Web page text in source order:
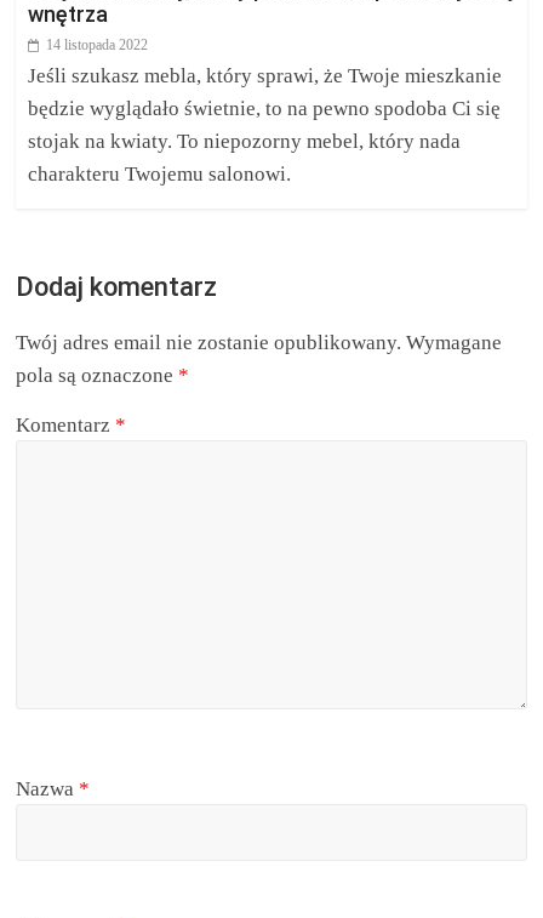
wnętrza
14 listopada 2022
Jeśli szukasz mebla, który sprawi, że Twoje mieszkanie
będzie wyglądało świetnie, to na pewno spodoba Ci się
stojak na kwiaty. To niepozorny mebel, który nada
charakteru Twojemu salonowi.
Dodaj komentarz
Twój adres email nie zostanie opublikowany. Wymagane
pola są oznaczone *
Komentarz *
Nazwa *